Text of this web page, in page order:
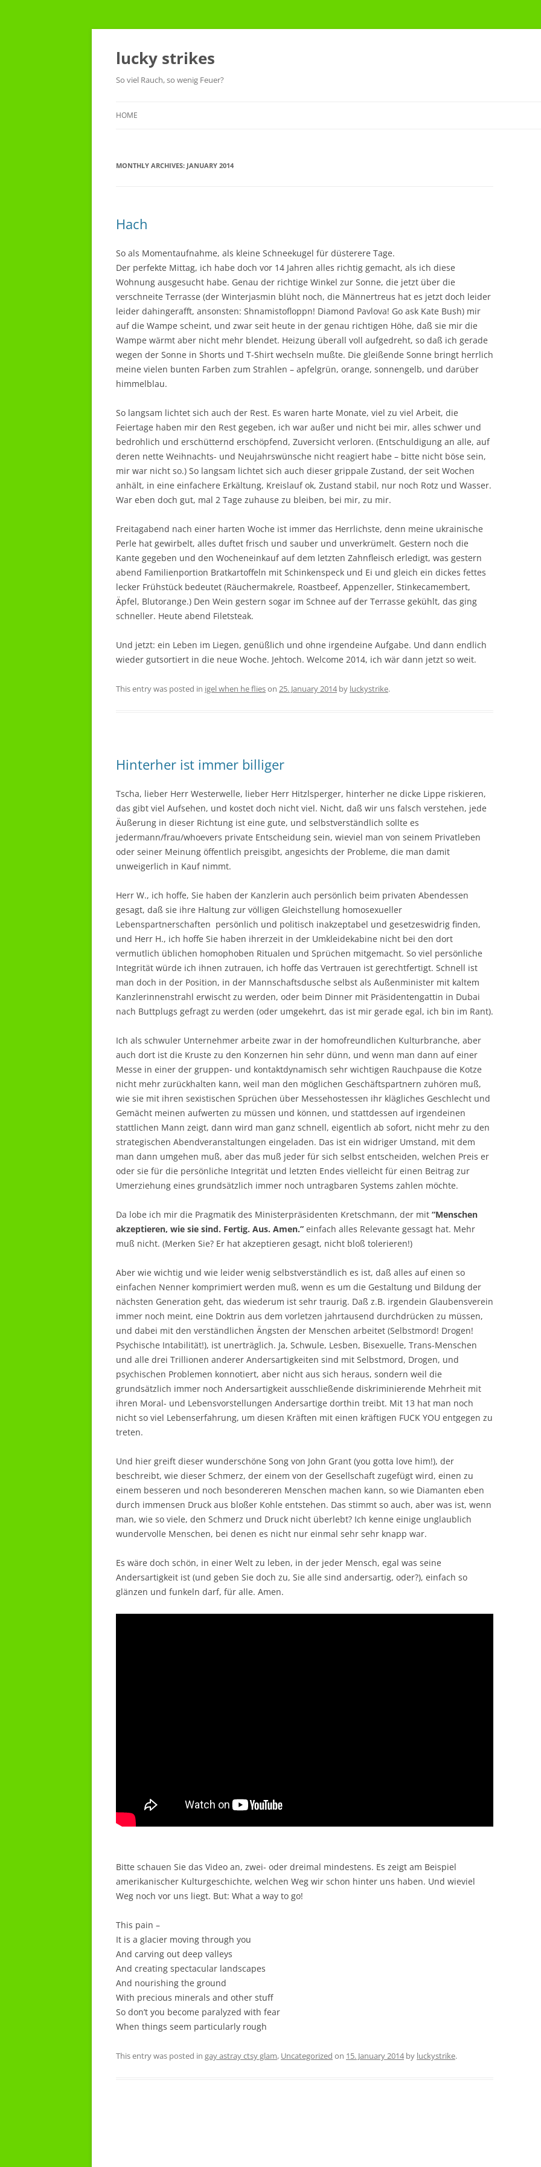
Skip
content
lucky strikes
So viel Rauch, so wenig Feuer?
HOME
MONTHLY ARCHIVES: JANUARY 2014
Hach
So als Momentaufnahme, als kleine Schneekugel für düsterere Tage.
Der perfekte Mittag, ich habe doch vor 14 Jahren alles richtig gemacht, als ich diese
Wohnung ausgesucht habe. Genau der richtige Winkel zur Sonne, die jetzt über die
verschneite Terrasse (der Winterjasmin blüht noch, die Männertreus hat es jetzt doch leider
leider dahingerafft, ansonsten: Shnamistofloppn! Diamond Pavlova! Go ask Kate Bush) mir
auf die Wampe scheint, und zwar seit heute in der genau richtigen Höhe, daß sie mir die
Wampe wärmt aber nicht mehr blendet. Heizung überall voll aufgedreht, so daß ich gerade
wegen der Sonne in Shorts und T-Shirt wechseln mußte. Die gleißende Sonne bringt herrlich
meine vielen bunten Farben zum Strahlen – apfelgrün, orange, sonnengelb, und darüber
himmelblau.
So langsam lichtet sich auch der Rest. Es waren harte Monate, viel zu viel Arbeit, die
Feiertage haben mir den Rest gegeben, ich war außer und nicht bei mir, alles schwer und
bedrohlich und erschütternd erschöpfend, Zuversicht verloren. (Entschuldigung an alle, auf
deren nette Weihnachts- und Neujahrswünsche nicht reagiert habe – bitte nicht böse sein,
mir war nicht so.) So langsam lichtet sich auch dieser grippale Zustand, der seit Wochen
anhält, in eine einfachere Erkältung, Kreislauf ok, Zustand stabil, nur noch Rotz und Wasser.
War eben doch gut, mal 2 Tage zuhause zu bleiben, bei mir, zu mir.
Freitagabend nach einer harten Woche ist immer das Herrlichste, denn meine ukrainische
Perle hat gewirbelt, alles duftet frisch und sauber und unverkrümelt. Gestern noch die
Kante gegeben und den Wocheneinkauf auf dem letzten Zahnfleisch erledigt, was gestern
abend Familienportion Bratkartoffeln mit Schinkenspeck und Ei und gleich ein dickes fettes
lecker Frühstück bedeutet (Räuchermakrele, Roastbeef, Appenzeller, Stinkecamembert,
Äpfel, Blutorange.) Den Wein gestern sogar im Schnee auf der Terrasse gekühlt, das ging
schneller. Heute abend Filetsteak.
Und jetzt: ein Leben im Liegen, genüßlich und ohne irgendeine Aufgabe. Und dann endlich
wieder gutsortiert in die neue Woche. Jehtoch. Welcome 2014, ich wär dann jetzt so weit.
This entry was posted in igel when he flieson 25. January 2014by luckystrike.
Hinterher ist immer billiger
Tscha, lieber Herr Westerwelle, lieber Herr Hitzlsperger, hinterher ne dicke Lippe riskieren,
das gibt viel Aufsehen, und kostet doch nicht viel. Nicht, daß wir uns falsch verstehen, jede
Äußerung in dieser Richtung ist eine gute, und selbstverständlich sollte es
jedermann/frau/whoevers private Entscheidung sein, wieviel man von seinem Privatleben
oder seiner Meinung öffentlich preisgibt, angesichts der Probleme, die man damit
unweigerlich in Kauf nimmt.
Herr W., ich hoffe, Sie haben der Kanzlerin auch persönlich beim privaten Abendessen
gesagt, daß sie ihre Haltung zur völligen Gleichstellung homosexueller
Lebenspartnerschaften persönlich und politisch inakzeptabel und gesetzeswidrig finden,
und Herr H., ich hoffe Sie haben ihrerzeit in der Umkleidekabine nicht bei den dort
vermutlich üblichen homophoben Ritualen und Sprüchen mitgemacht. So viel persönliche
Integrität würde ich ihnen zutrauen, ich hoffe das Vertrauen ist gerechtfertigt. Schnell ist
man doch in der Position, in der Mannschaftsdusche selbst als Außenminister mit kaltem
Kanzlerinnenstrahl erwischt zu werden, oder beim Dinner mit Präsidentengattin in Dubai
nach Buttplugs gefragt zu werden (oder umgekehrt, das ist mir gerade egal, ich bin im Rant).
Ich als schwuler Unternehmer arbeite zwar in der homofreundlichen Kulturbranche, aber
auch dort ist die Kruste zu den Konzernen hin sehr dünn, und wenn man dann auf einer
Messe in einer der gruppen- und kontaktdynamisch sehr wichtigen Rauchpause die Kotze
nicht mehr zurückhalten kann, weil man den möglichen Geschäftspartnern zuhören muß,
wie sie mit ihren sexistischen Sprüchen über Messehostessen ihr klägliches Geschlecht und
Gemächt meinen aufwerten zu müssen und können, und stattdessen auf irgendeinen
stattlichen Mann zeigt, dann wird man ganz schnell, eigentlich ab sofort, nicht mehr zu den
strategischen Abendveranstaltungen eingeladen. Das ist ein widriger Umstand, mit dem
man dann umgehen muß, aber das muß jeder für sich selbst entscheiden, welchen Preis er
oder sie für die persönliche Integrität und letzten Endes vielleicht für einen Beitrag zur
Umerziehung eines grundsätzlich immer noch untragbaren Systems zahlen möchte.
Da lobe ich mir die Pragmatik des Ministerpräsidenten Kretschmann, der mit “Menschen
akzeptieren, wie sie sind. Fertig. Aus. Amen.” einfach alles Relevante gessagt hat. Mehr
muß nicht. (Merken Sie? Er hat akzeptieren gesagt, nicht bloß tolerieren!)
Aber wie wichtig und wie leider wenig selbstverständlich es ist, daß alles auf einen so
einfachen Nenner komprimiert werden muß, wenn es um die Gestaltung und Bildung der
nächsten Generation geht, das wiederum ist sehr traurig. Daß z.B. irgendein Glaubensverein
immer noch meint, eine Doktrin aus dem vorletzen jahrtausend durchdrücken zu müssen,
und dabei mit den verständlichen Ängsten der Menschen arbeitet (Selbstmord! Drogen!
Psychische Intabilität!), ist unerträglich. Ja, Schwule, Lesben, Bisexuelle, Trans-Menschen
und alle drei Trillionen anderer Andersartigkeiten sind mit Selbstmord, Drogen, und
psychischen Problemen konnotiert, aber nicht aus sich heraus, sondern weil die
grundsätzlich immer noch Andersartigkeit ausschließende diskriminierende Mehrheit mit
ihren Moral- und Lebensvorstellungen Andersartige dorthin treibt. Mit 13 hat man noch
nicht so viel Lebenserfahrung, um diesen Kräften mit einen kräftigen FUCK YOU entgegen zu
treten.
Und hier greift dieser wunderschöne Song von John Grant (you gotta love him!), der
beschreibt, wie dieser Schmerz, der einem von der Gesellschaft zugefügt wird, einen zu
einem besseren und noch besondereren Menschen machen kann, so wie Diamanten eben
durch immensen Druck aus bloßer Kohle entstehen. Das stimmt so auch, aber was ist, wenn
man, wie so viele, den Schmerz und Druck nicht überlebt? Ich kenne einige unglaublich
wundervolle Menschen, bei denen es nicht nur einmal sehr sehr knapp war.
Es wäre doch schön, in einer Welt zu leben, in der jeder Mensch, egal was seine
Andersartigkeit ist (und geben Sie doch zu, Sie alle sind andersartig, oder?), einfach so
glänzen und funkeln darf, für alle. Amen.
Bitte schauen Sie das Video an, zwei- oder dreimal mindestens. Es zeigt am Beispiel
amerikanischer Kulturgeschichte, welchen Weg wir schon hinter uns haben. Und wieviel
Weg noch vor uns liegt. But: What a way to go!
This pain –
It is a glacier moving through you
And carving out deep valleys
And creating spectacular landscapes
And nourishing the ground
With precious minerals and other stuff
So don’t you become paralyzed with fear
When things seem particularly rough
This entry was posted in gay astray ctsy glam, Uncategorized on 15. January 2014by luckystrike.